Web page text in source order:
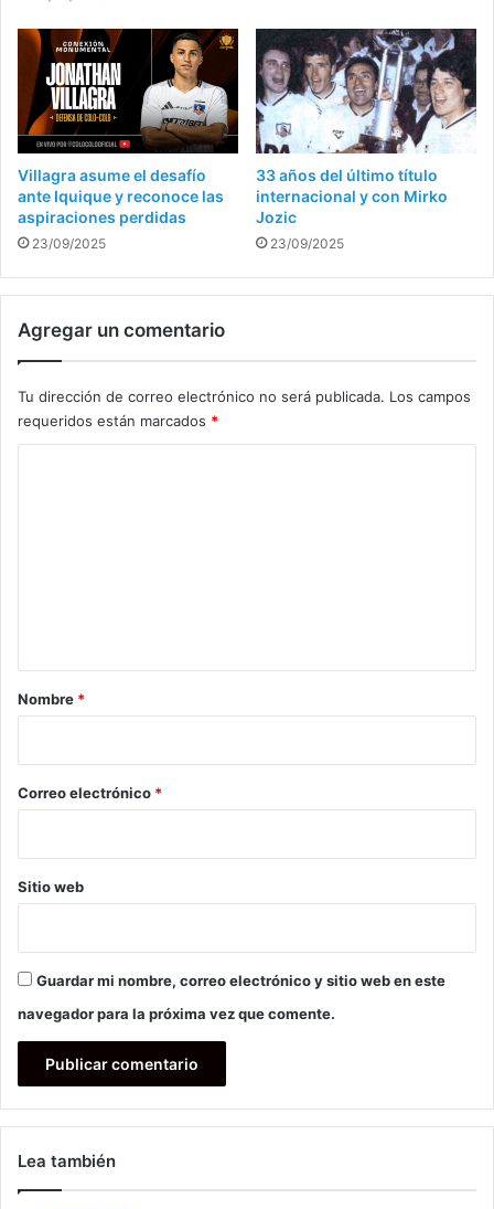
Villagra asume el desafío
ante Iquique y reconoce las
aspiraciones perdidas
23/09/2025
33 años del último título
internacional y con Mirko
Jozic
23/09/2025
Agregar un comentario
Tu dirección de correo electrónico no será publicada. Los campos
requeridos están marcados *
r
*
Nombre *
Correo electrónico *
Sitio web
Guardar mi nombre, correo electrónico y sitio web en este
navegador para la próxima vez que comente.
Lea también